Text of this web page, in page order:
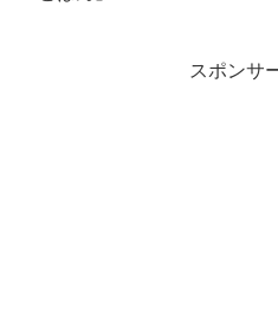
スポンサ